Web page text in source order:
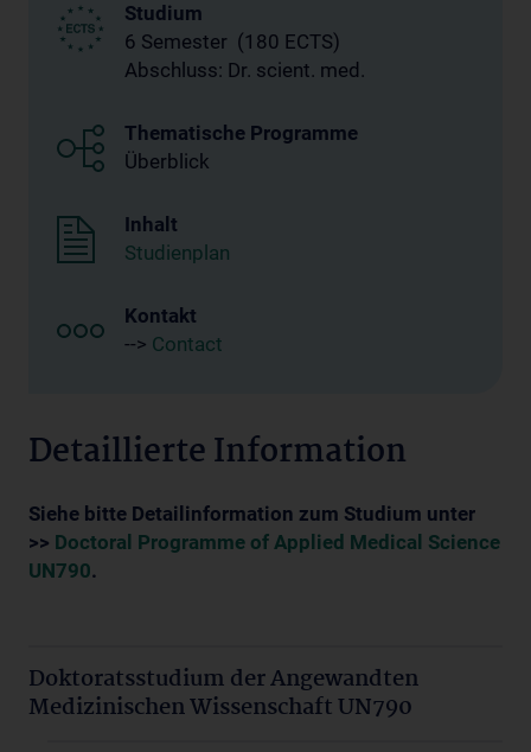
Studium
6 Semester (180 ECTS)
Abschluss: Dr. scient. med.
Thematische Programme
Überblick
Inhalt
Studienplan
Kontakt
--> Contact
Detaillierte Information
Siehe bitte Detailinformation zum Studium unter
>> Doctoral Programme of Applied Medical Science
UN790.
Doktoratsstudium der Angewandten
Medizinischen Wissenschaft UN790